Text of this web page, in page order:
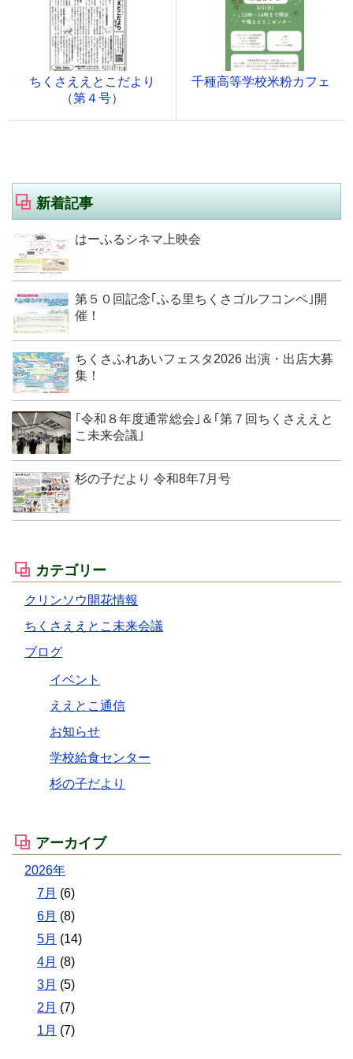
ちくさええとこだより
（第４号）
千種高等学校米粉カフェ
新着記事
はーふるシネマ上映会
第５０回記念｢ふる里ちくさゴルフコンペ｣開
催！
ちくさふれあいフェスタ2026 出演・出店大募
集！
｢令和８年度通常総会｣＆｢第７回ちくさええと
こ未来会議｣
杉の子だより 令和8年7月号
カテゴリー
クリンソウ開花情報
ちくさええとこ未来会議
ブログ
イベント
ええとこ通信
お知らせ
学校給食センター
杉の子だより
アーカイブ
2026年
7月 (6)
6月 (8)
5月 (14)
4月 (8)
3月 (5)
2月 (7)
1月 (7)